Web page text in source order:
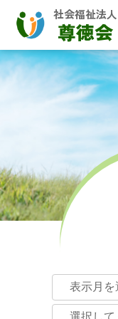
社会福祉法人
尊徳会